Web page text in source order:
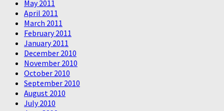
May 2011
April 2011
March 2011
February 2011
January 2011
December 2010
November 2010
October 2010
September 2010
August 2010
July 2010